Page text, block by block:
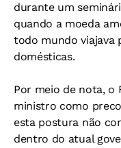
durante um
quando a moeda
todo mundo viajava
domésticas.
Por meio de nota, o
ministro como
esta postura não
dentro do atual